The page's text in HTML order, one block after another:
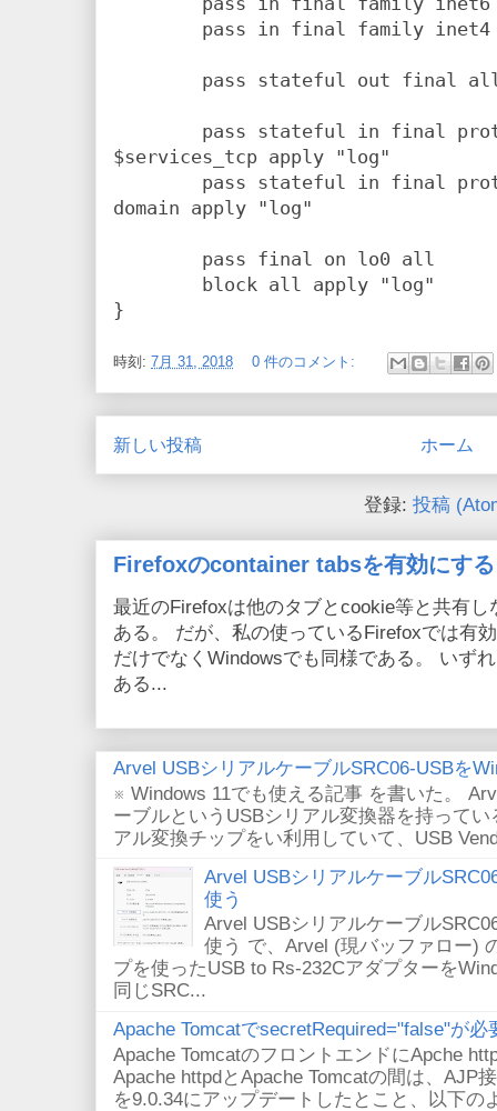
$services_tcp apply "log"
domain apply "log"
時刻: 7月 31, 2018 0 件のコメント:
新しい投稿 ホーム
登録: 投稿
Firefoxのcontainer tabsを有効にする
最近のFirefoxは他のタブとcookie等と共有
ある。 だが、私の使っているFirefoxでは有
だけでなくWindowsでも同様である。 いず
ある...
Arvel USBシリアルケーブルSRC06-USBを
※ Windows 11でも使える記事 を書いた。
ーブルというUSBシリアル変換器を持って
アル変換チップをい利用していて、USB
Arvel USBシリアルケーブル
使う
Arvel USBシリアルケーブル
使う で、Arvel (現バッファロー)
プを使ったUSB to Rs-232Cアダプターを
同じSRC...
Apache TomcatでsecretRequired="false"が必
Apache TomcatのフロントエンドにApche
Apache httpdとApache Tomcatの間は、AJP
を9.0.34にアップデートしたとこと、以下の